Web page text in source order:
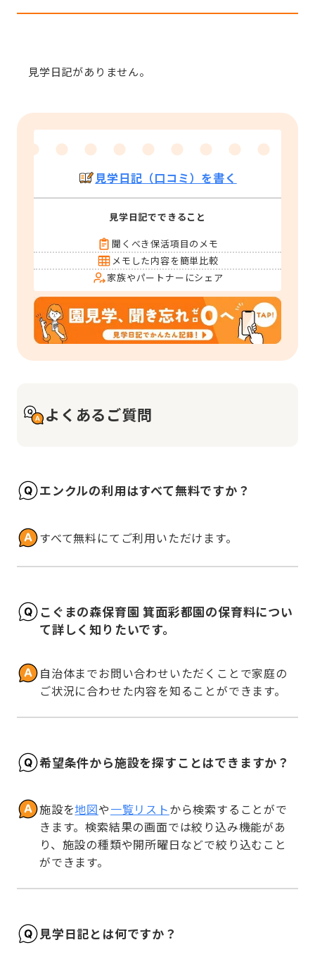
見学日記がありません。
見学日記（口コミ）を書く
見学日記でできること
聞くべき保活項目のメモ
メモした内容を簡単比較
家族やパートナーにシェア
よくあるご質問
エンクルの利用はすべて無料ですか？
すべて無料にてご利用いただけます。
こぐまの森保育園 箕面彩都園の保育料につい
て詳しく知りたいです。
自治体までお問い合わせいただくことで家庭の
ご状況に合わせた内容を知ることができます。
希望条件から施設を探すことはできますか？
施設を地図や一覧リストから検索することがで
きます。検索結果の画面では絞り込み機能があ
り、施設の種類や開所曜日などで絞り込むこと
ができます。
見学日記とは何ですか？